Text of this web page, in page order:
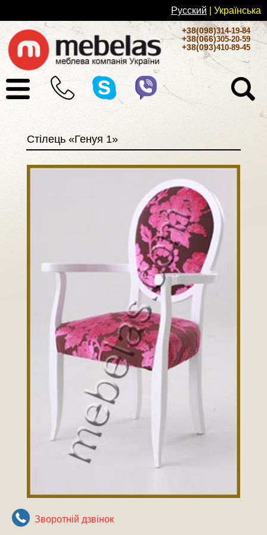
Русский | Українськa
+38(098)314-19-84
+38(066)305-20-59
+38(093)410-89-45
Стілець «Генуя 1»
Зворотнiй дзвiнок